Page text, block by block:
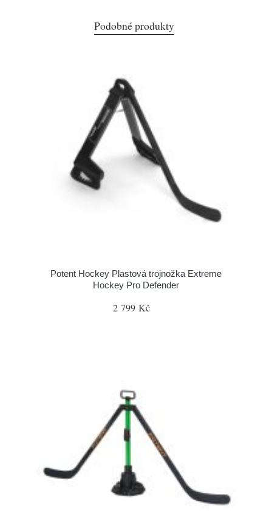
Podobné produkty
Potent Hockey Plastová trojnožka Extreme
Hockey Pro Defender
2 799 Kč